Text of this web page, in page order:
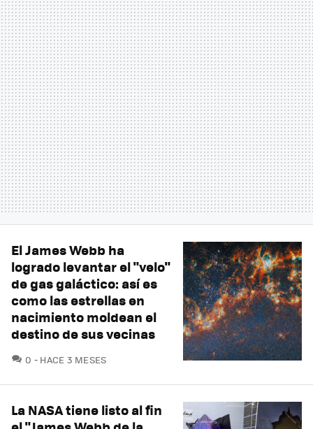
El James Webb ha
logrado levantar el "velo"
de gas galáctico: así es
como las estrellas en
nacimiento moldean el
destino de sus vecinas
0 COMENTARIOS
HACE 3 MESES
La NASA tiene listo al fin